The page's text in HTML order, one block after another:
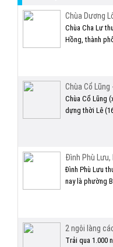
Chùa Dương
Chùa Cha Lư
Hồng, thành
Chùa Cổ Lũng
Chùa Cổ Lũng
dựng thời Lê
Đình Phù Lưu,
Đình Phù Lưu
nay là phường
2 ngôi làng
Trải qua 1.000